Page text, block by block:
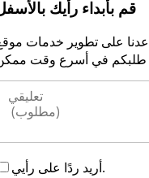
قم بأبداء رأيك
على تطوير خدمات
أريد ردًا على رأيي.